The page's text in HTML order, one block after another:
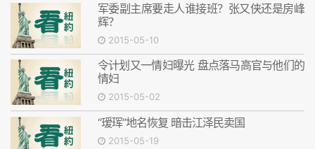
军委副主席要走人谁接班？张又侠还是房峰
辉？
2015-05-10
令计划又一情妇曝光 盘点落马高官与他们的
情妇
2015-05-02
“瑷珲”地名恢复 暗击江泽民卖国
2015-05-19